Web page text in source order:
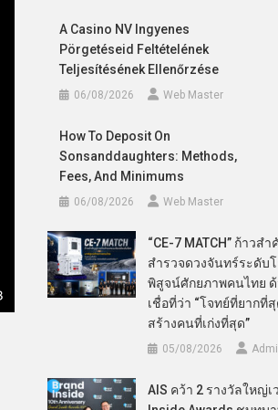
A Casino NV Ingyenes
Pörgetéseid Feltételének
Teljesítésének Ellenőrzése
06/08/2026 Web Master
How To Deposit On
Sonsanddaughters: Methods,
Fees, And Minimums
06/08/2026 Web Master
“CE-7 MATCH” ก้าวส
สำรวจดวงจันทร์ระดับ
พิสูจน์ศักยภาพคนไทย
เชื่อที่ว่า “โจทย์ที่ยากที่
สร้างคนที่เก่งที่สุด”
05/08/2026
AIS คว้า 2 รางวัลใหญ่เ